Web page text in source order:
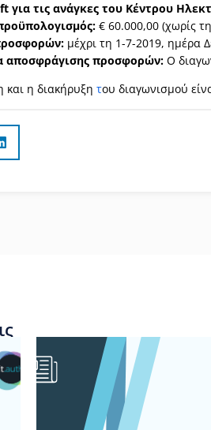
για τις ανάγκες του Κέντρου
€ 60.000,00 (χωρίς
μέχρι τη 1-7-2019, ημέρα
αποσφράγισης προσφορών: Ο
και η διακήρυξη του διαγωνισμού